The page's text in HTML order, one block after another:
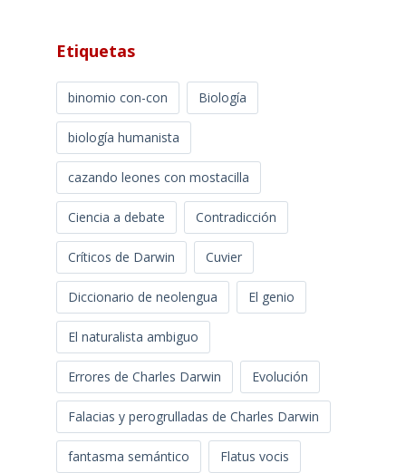
Etiquetas
binomio con-con Biología
biología humanista
cazando leones con mostacilla
Ciencia a debate Contradicción
Críticos de Darwin Cuvier
Diccionario de neolengua El genio
El naturalista ambiguo
Errores de Charles Darwin Evolución
Falacias y perogrulladas de Charles Darwin
fantasma semántico Flatus vocis